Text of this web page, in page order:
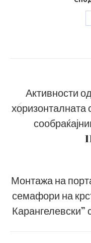
Активности
хоризонталната
Монтажа на
семафори на
Карангелевски”